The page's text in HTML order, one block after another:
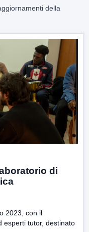
della
di
2023, con il
esperti tutor, destinato